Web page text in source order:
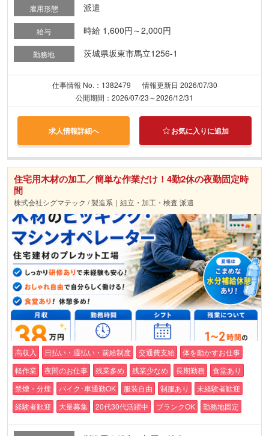
雇用形態 派遣
給与 時給 1,600円～2,000円
勤務地 茨城県坂東市馬立1256-1
仕事情報 No.：1382479
情報更新日 2026/07/30
公開期間：2026/07/23～2026/12/31
求人情報詳細へ お気に入りに追加
住宅用木材の加工／簡単な作業だけ！4勤2休の夜勤固定時
間
株式会社シグマテック / 製造系｜組立・加工・検査 派遣
高収入 日払い・週払い・前給制度 交通費支給
体を動かすお仕事
軽作業
夜間のお仕事 残業多め 残業少なめ 長期勤務
食堂あり
禁煙・分煙
バイク･車通勤OK 服装自由 制服あり
未経験者歓迎
経験者歓迎
大量募集 20代30代活躍中 ブランクOK 勤務地固定